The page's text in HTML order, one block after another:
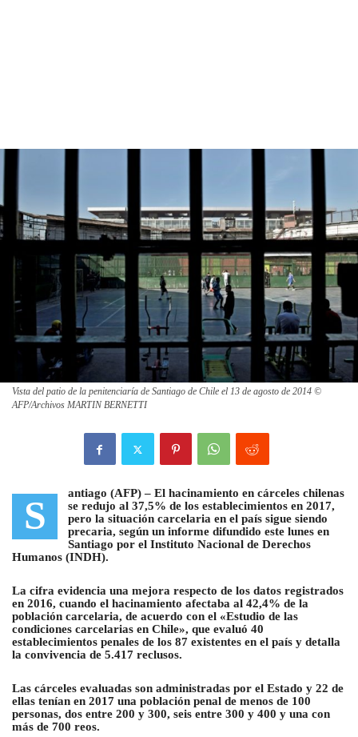
Vista del patio de la penitenciaría de Santiago de Chile el 13 de agosto de 2014 ©
AFP/Archivos MARTIN BERNETTI
S antiago (AFP) – El hacinamiento en cárceles chilenas
se redujo al 37,5% de los establecimientos en 2017,
pero la situación carcelaria en el país sigue siendo
precaria, según un informe difundido este lunes en
Santiago por el Instituto Nacional de Derechos
Humanos (INDH).
La cifra evidencia una mejora respecto de los datos registrados
en 2016, cuando el hacinamiento afectaba al 42,4% de la
población carcelaria, de acuerdo con el «Estudio de las
condiciones carcelarias en Chile», que evaluó 40
establecimientos penales de los 87 existentes en el país y detalla
la convivencia de 5.417 reclusos.
Las cárceles evaluadas son administradas por el Estado y 22 de
ellas tenían en 2017 una población penal de menos de 100
personas, dos entre 200 y 300, seis entre 300 y 400 y una con
más de 700 reos.